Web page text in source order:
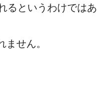
るというわけではあ
せん。